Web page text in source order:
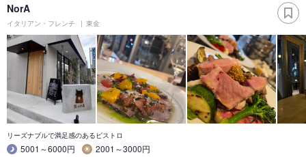
NorA
イタリアン・フレンチ 東金
リーズナブルで満足感のあるビストロ
5001～6000円
2001～3000円